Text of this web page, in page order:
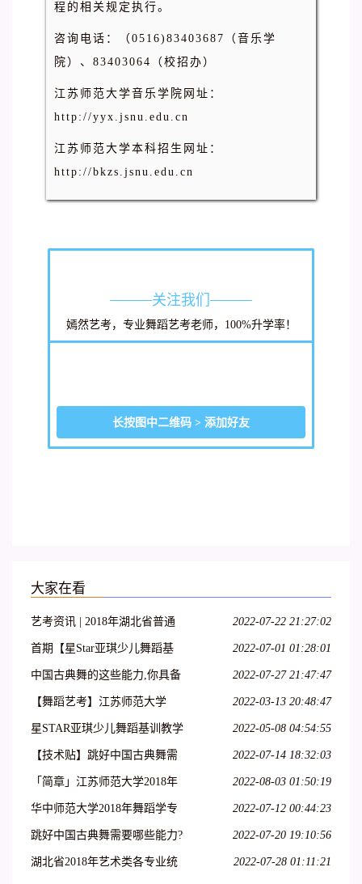
程的相关规定执行。
咨询电话：（0516)83403687（音乐学
院）、83403064（校招办）
江苏师范大学音乐学院网址：
http://yyx.jsnu.edu.cn
江苏师范大学本科招生网址：
http://bkzs.jsnu.edu.cn
关注我们
嫣然艺考，专业舞蹈艺考老师，100%升学率！
长按图中二维码 > 添加好友
大家在看
艺考资讯 | 2018年湖北省普通
高校艺术专业招生统一考试大
2022-07-22 21:27:02
首期【星Star亚琪少儿舞蹈基
训】师资班包头站开始报名啦!
2022-07-01 01:28:01
中国古典舞的这些能力,你具备
了吗?
2022-07-27 21:47:47
【舞蹈艺考】江苏师范大学
2018年舞蹈高考专业招生简章
2022-03-13 20:48:47
星STAR亚琪少儿舞蹈基训教学
法第十一期—运城站
2022-05-08 04:54:55
【技术贴】跳好中国古典舞需
要哪些能力?
2022-07-14 18:32:03
「简章」江苏师范大学2018年
艺术类招生简章
2022-08-03 01:50:19
华中师范大学2018年舞蹈学专
业招生简章 报名时间1月22
2022-07-12 00:44:23
跳好中国古典舞需要哪些能力? 2022-07-20 19:10:56
湖北省2018年艺术类各专业统
2022-07-28 01:11:21